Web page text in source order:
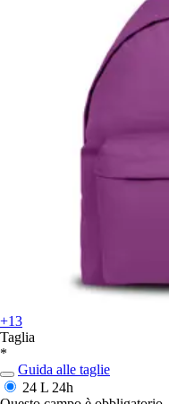
+13
Taglia
*
Guida alle taglie
24 L 24h